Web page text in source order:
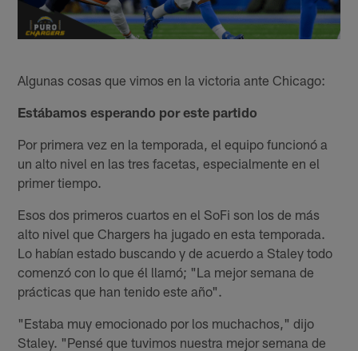
Algunas cosas que vimos en la victoria ante Chicago:
Estábamos esperando por este partido
Por primera vez en la temporada, el equipo funcionó a
un alto nivel en las tres facetas, especialmente en el
primer tiempo.
Esos dos primeros cuartos en el SoFi son los de más
alto nivel que Chargers ha jugado en esta temporada.
Lo habían estado buscando y de acuerdo a Staley todo
comenzó con lo que él llamó; "La mejor semana de
prácticas que han tenido este año".
"Estaba muy emocionado por los muchachos," dijo
Staley. "Pensé que tuvimos nuestra mejor semana de